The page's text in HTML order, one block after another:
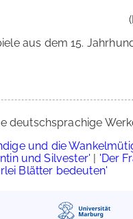
aus dem 15.
deutschsprachige
und die
und Silvester' | 'Der
Blätter bedeuten'